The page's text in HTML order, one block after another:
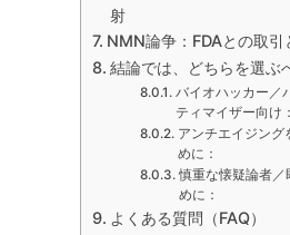
射
NMN論争：FDAとの取引
結論では、どちらを選ぶ
バイオハッカー／
ティマイザー向け：
アンチエイジング
めに：
慎重な懐疑論者／
めに：
よくある質問（FAQ）